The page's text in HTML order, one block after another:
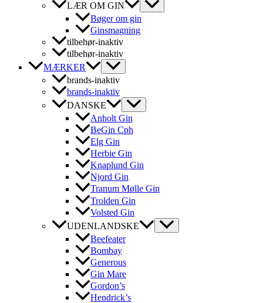
LÆR OM GIN
Bøger om gin
Ginsmagning
tilbehør-inaktiv
tilbehør-inaktiv
MÆRKER
brands-inaktiv
brands-inaktiv
DANSKE
Anholt Gin
BeGin Cph
Elg Gin
Herbie Gin
Knaplund Gin
Njord Gin
Tranum Mølle Gin
Trolden Gin
Volsted Gin
UDENLANDSKE
Beefeater
Bombay
Generous
Gin Mare
Gordon’s
Hendrick’s